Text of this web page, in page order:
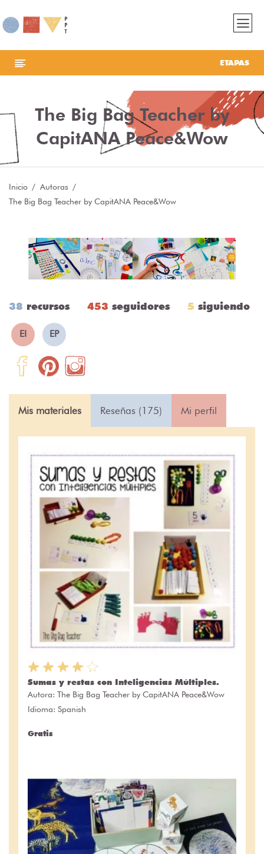
ETAPAS
The Big Bag Teacher by
CapitANA Peace&Wow
Inicio
Autoras
The Big Bag Teacher by CapitANA Peace&Wow
38 recursos 453 seguidores 5 siguiendo
EI EP
Mis materiales Reseñas (175) Mi perfil
Sumas y restas con Inteligencias Múltiples.
Autora: The Big Bag Teacher by CapitANA Peace&Wow
Idioma: Spanish
Gratis